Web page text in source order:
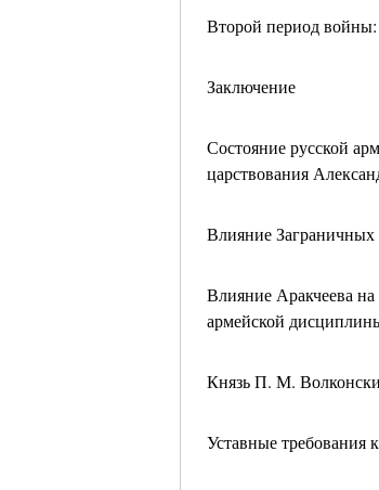
Второй период войны:
Заключение
Состояние русской
царствования
Влияние Заграничных
Влияние Аракчеева
армейской
Князь П. М.
Уставные требования